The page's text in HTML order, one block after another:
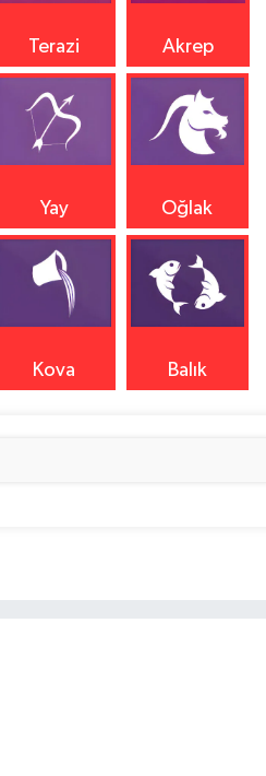
Terazi Akrep
Yay Oğlak
Kova Balık